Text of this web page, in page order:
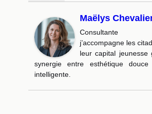
Maëlys
Consultante
j’accompagne les
leur capital jeunesse
synergie entre esthétique
intelligente.